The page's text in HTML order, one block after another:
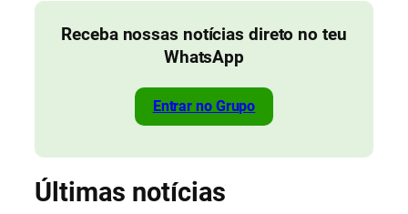
Receba nossas notícias direto no teu
WhatsApp
Entrar no Grupo
Últimas notícias